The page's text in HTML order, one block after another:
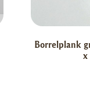
Borrelplank
x